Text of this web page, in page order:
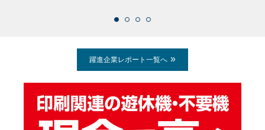
躍進企業レポート一覧へ